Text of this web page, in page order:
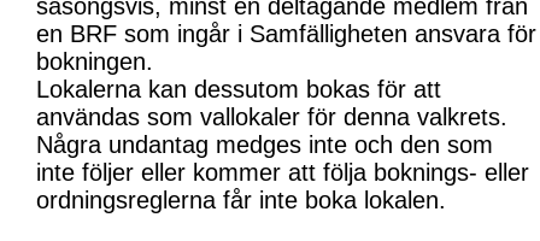
säsongsvis, minst en deltagande medlem från
en BRF som ingår i Samfälligheten ansvara för
bokningen.
Lokalerna kan dessutom bokas för att
användas som vallokaler för denna valkrets.
Några undantag medges inte och den som
inte följer eller kommer att följa boknings- eller
ordningsreglerna får inte boka lokalen.